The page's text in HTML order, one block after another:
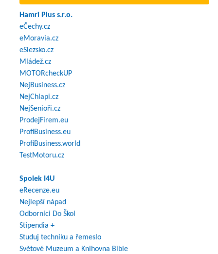
Hamri Plus s.r.o.
eČechy.cz
eMoravia.cz
eSlezsko.cz
Mládež.cz
MOTORcheckUP
NejBusiness.cz
NejChlapi.cz
NejSenioři.cz
ProdejFirem.eu
ProfiBusiness.eu
ProfiBusiness.world
TestMotoru.cz
Spolek I4U
eRecenze.eu
Nejlepší nápad
Odborníci Do Škol
Stipendia +
Studuj techniku a řemeslo
Světové Muzeum a Knihovna Bible